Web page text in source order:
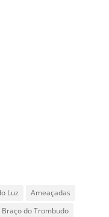
Luz
Ameaçadas
Braço do Trombudo